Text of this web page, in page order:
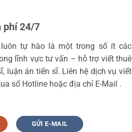
phí 24/7
luôn tự hào là một trong số ít các
lĩnh vực tư vấn – hỗ trợ viết thuê
luận án tiến sĩ. Liên hệ dịch vụ viết
số Hotline hoặc địa chỉ E-Mail .
GỬI E-MAIL